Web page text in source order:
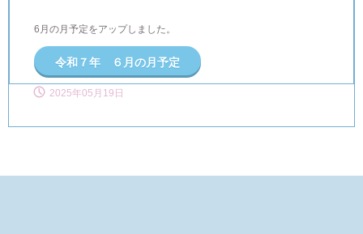
6月の月予定をアップしました。
令和７年 ６月の月予定
2025年05月19日